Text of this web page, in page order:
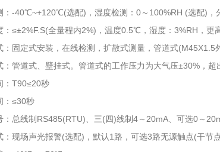
-40℃~+120℃(选配)，湿度检测：0～100%RH (选配)，
全量程内2%)，温度0.5℃，湿度：3%RH，更
定式安装，在线检测，扩散式测量，管道式(M45X1.5
道式、壁挂式。管道式的工作压力为大气压±30%，超
T90≤20秒
≤30秒
线制RS485(RTU)、三(四)线制4～20mA、可选0～
场声光报警(选配)，默认1路，可选3路无源触点(干节